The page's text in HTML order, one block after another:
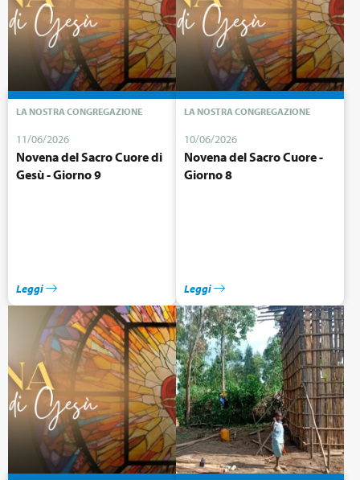
LA NOSTRA CONGREGAZIONE
11/06/2026
Novena del Sacro Cuore di
Gesù - Giorno 9
Leggi
LA NOSTRA CONGREGAZIONE
10/06/2026
Novena del Sacro Cuore -
Giorno 8
Leggi